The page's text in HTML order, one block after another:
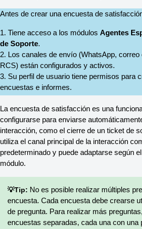
Antes de crear una encuesta de
1. Tiene acceso a los módulos Agentes
de Soporte.
2. Los canales de envío (WhatsApp,
RCS) están configurados y activos.
3. Su perfil de usuario tiene permisos para
encuestas e informes.
La encuesta de satisfacción es una
configurarse para enviarse
interacción, como el cierre de un ticket de
utiliza el canal principal de la interacción
predeterminado y puede adaptarse según
módulo.
💡Tip: No es posible realizar múltiples
encuesta. Cada encuesta debe crearse
de pregunta. Para realizar más
encuestas separadas, cada una con una